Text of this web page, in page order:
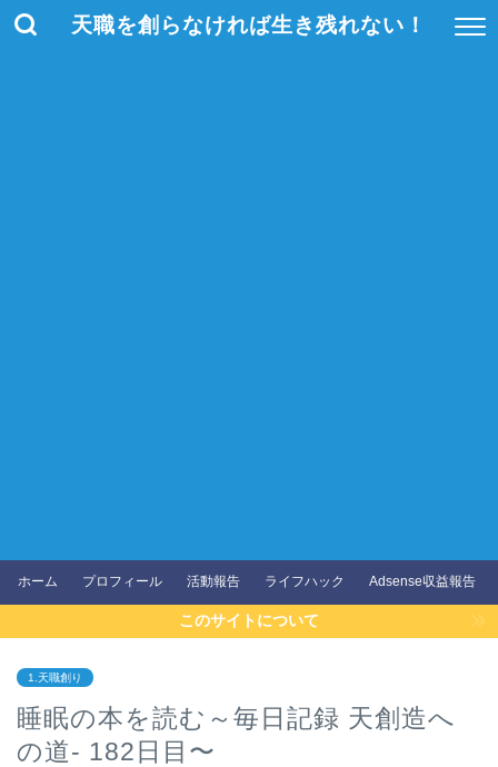
天職を創らなければ生き残れない！
ホーム プロフィール 活動報告 ライフハック Adsense収益報告
このサイトについて
1.天職創り
睡眠の本を読む～毎日記録 天創造へ
の道- 182日目〜